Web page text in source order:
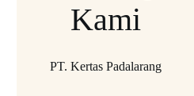
Kami
PT. Kertas Padalarang